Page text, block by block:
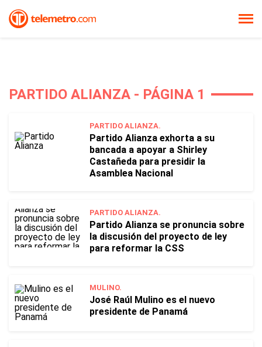
PARTIDO ALIANZA - PÁGINA 1
PARTIDO ALIANZA.
Partido Alianza exhorta a su
bancada a apoyar a Shirley
Castañeda para presidir la
Asamblea Nacional
PARTIDO ALIANZA.
Partido Alianza se pronuncia sobre
la discusión del proyecto de ley
para reformar la CSS
MULINO.
José Raúl Mulino es el nuevo
presidente de Panamá